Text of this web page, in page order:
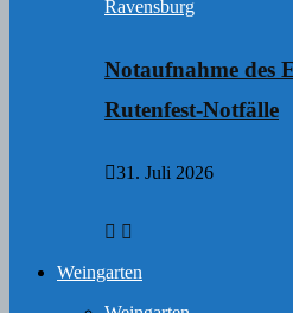
Ravensburg
Notaufnahme des
Rutenfest-Notfälle
31. Juli 2026
Weingarten